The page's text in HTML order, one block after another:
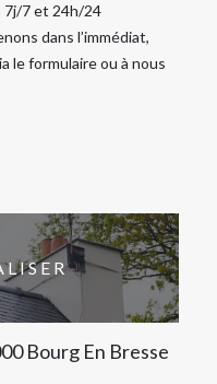
7j/7 et 24h/24
dans l’immédiat,
le formulaire ou à nous
Bourg En Bresse